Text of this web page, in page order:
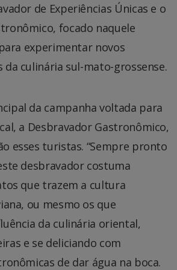
de Experiências Únicas e o
focado naquele
experimentar novos
da culinária sul-mato-grossense.
da campanha voltada para
a Desbravador Gastronômico,
esses turistas. “Sempre pronto
desbravador costuma
que trazem a cultura
ou mesmo os que
da culinária oriental,
e se deliciando com
de dar água na boca.